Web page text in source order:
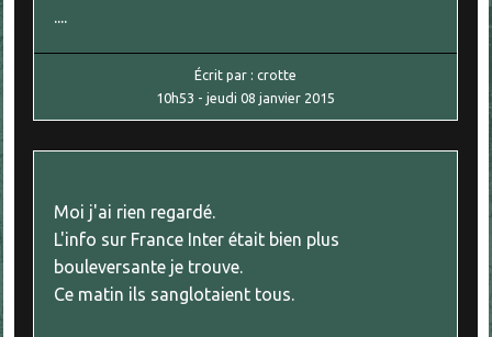
....
Écrit par :crotte
10h53 -jeudi 08 janvier 2015
Moi j'ai rien regardé.
L'info sur France Inter était bien plus
bouleversante je trouve.
Ce matin ils sanglotaient tous.